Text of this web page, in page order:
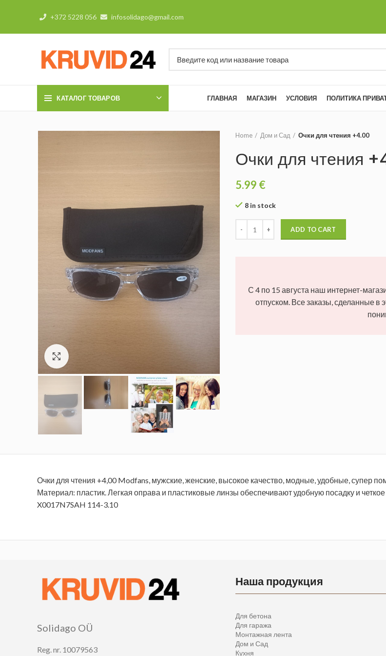
+372 5228 056 infosolidago@gmail.com
КАТАЛОГ ТОВАРОВ ГЛАВНАЯ МАГАЗИН УСЛОВИЯ ПОЛИТИКА
Home Дом и Сад Очки для чтения +4.00
Очки для чтения
5.99 €
8 in stock
ADD TO CART
С 4 по 15 августа наш интернет-
отпуском. Все заказы, сделанные в
Очки для чтения +4,00 Modfans, мужские, женские, высокое качество, модные, удобные, супер
Материал: пластик. Легкая оправа и пластиковые линзы обеспечивают удобную посадку и
X0017N7SAH 114-3.10
Solidago OÜ
Reg. nr. 10079563
Наша продукция
Для бетона
Для гаража
Монтажная лента
Дом и Сад
Кухня